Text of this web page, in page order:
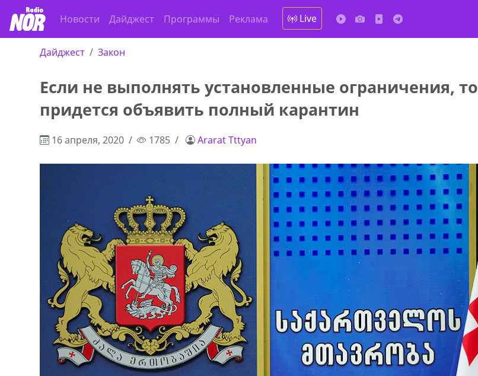
Новости Дайджест Программы Реклама Live
Дайджест Закон
Если не выполнять установленные ограничения, то
придется объявить полный карантин
16 апреля, 2020 1785 Ararat Tttyan